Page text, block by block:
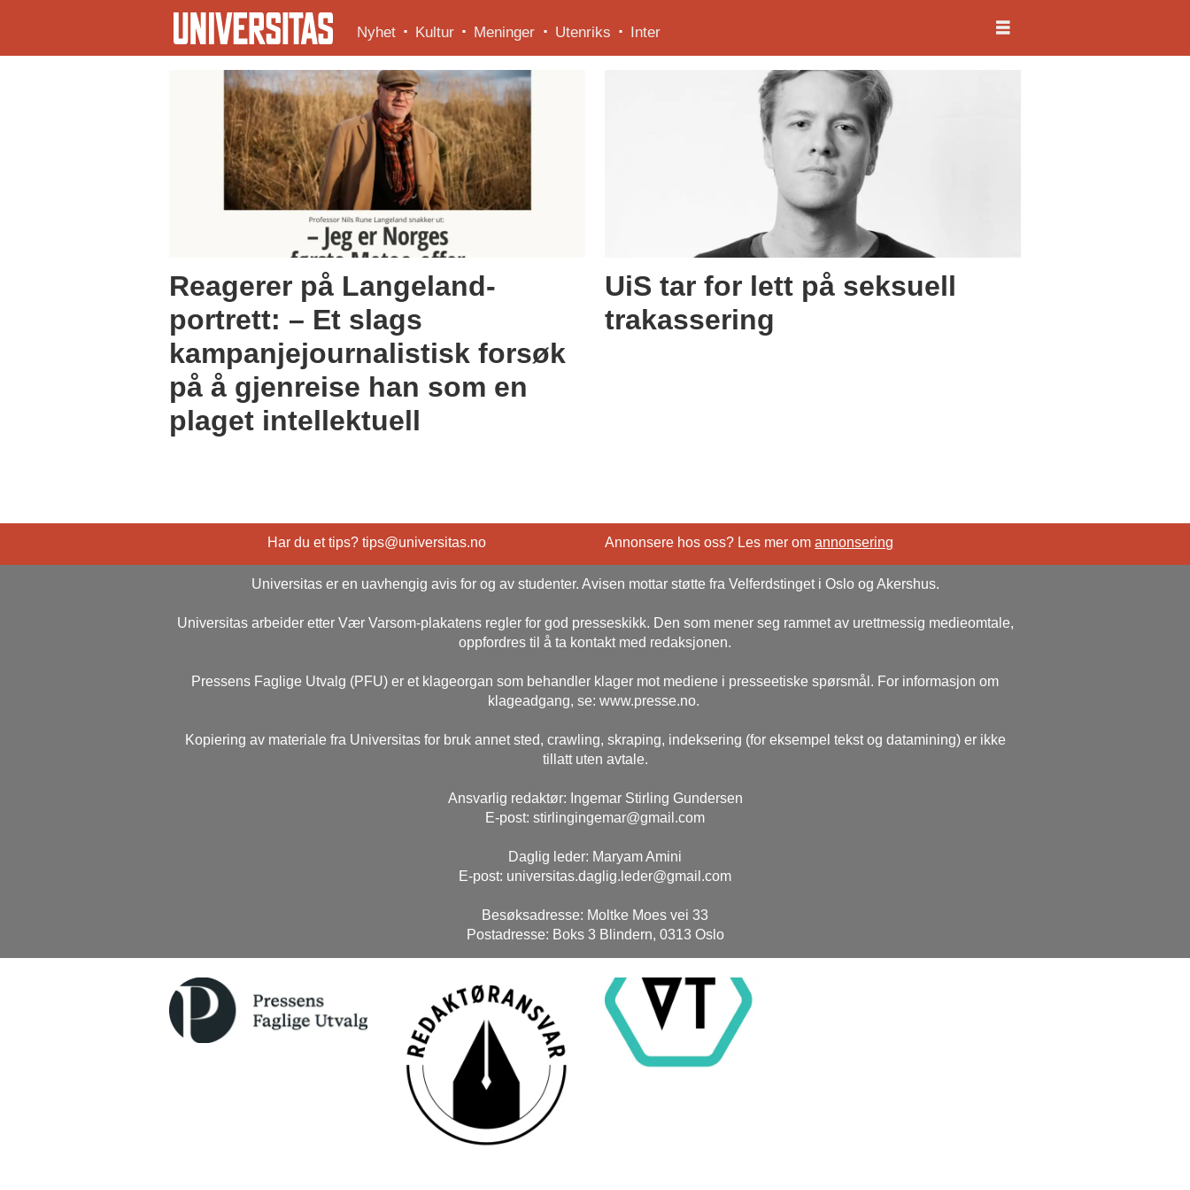
Nyhet Kultur Meninger Utenriks Inter
Reagerer på Langeland-
portrett: – Et slags
kampanjejournalistisk forsøk
på å gjenreise han som en
plaget intellektuell
UiS tar for lett på seksuell
trakassering
Har du et tips? tips@universitas.no Annonsere hos oss? Les mer omannonsering
Universitas er en uavhengig avis for og av studenter. Avisen mottar støtte fra Velferdstinget i Oslo og Akershus.
Universitas arbeider etter Vær Varsom-plakatens regler for god presseskikk. Den som mener seg rammet av urettmessig medieomtale,
oppfordres til å ta kontakt med redaksjonen.
Pressens Faglige Utvalg (PFU) er et klageorgan som behandler klager mot mediene i presseetiske spørsmål. For informasjon om
klageadgang, se: www.presse.no.
Kopiering av materiale fra Universitas for bruk annet sted, crawling, skraping, indeksering (for eksempel tekst og datamining) er ikke
tillatt uten avtale.
Ansvarlig redaktør: Ingemar Stirling Gundersen
E-post: stirlingingemar@gmail.com
Daglig leder: Maryam Amini
E-post: universitas.daglig.leder@gmail.com
Besøksadresse: Moltke Moes vei 33
Postadresse: Boks 3 Blindern, 0313 Oslo